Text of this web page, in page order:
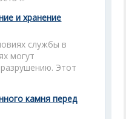
и хранение
службы в
могут
Этот
камня перед